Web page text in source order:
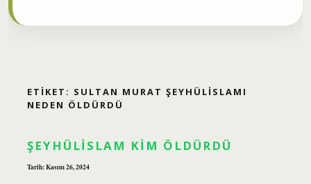
ETIKET: SULTAN MURAT ŞEYHÜLISLAMI
NEDEN ÖLDÜRDÜ
ŞEYHÜLISLAM KIM ÖLDÜRDÜ
Tarih: Kasım 26, 2024